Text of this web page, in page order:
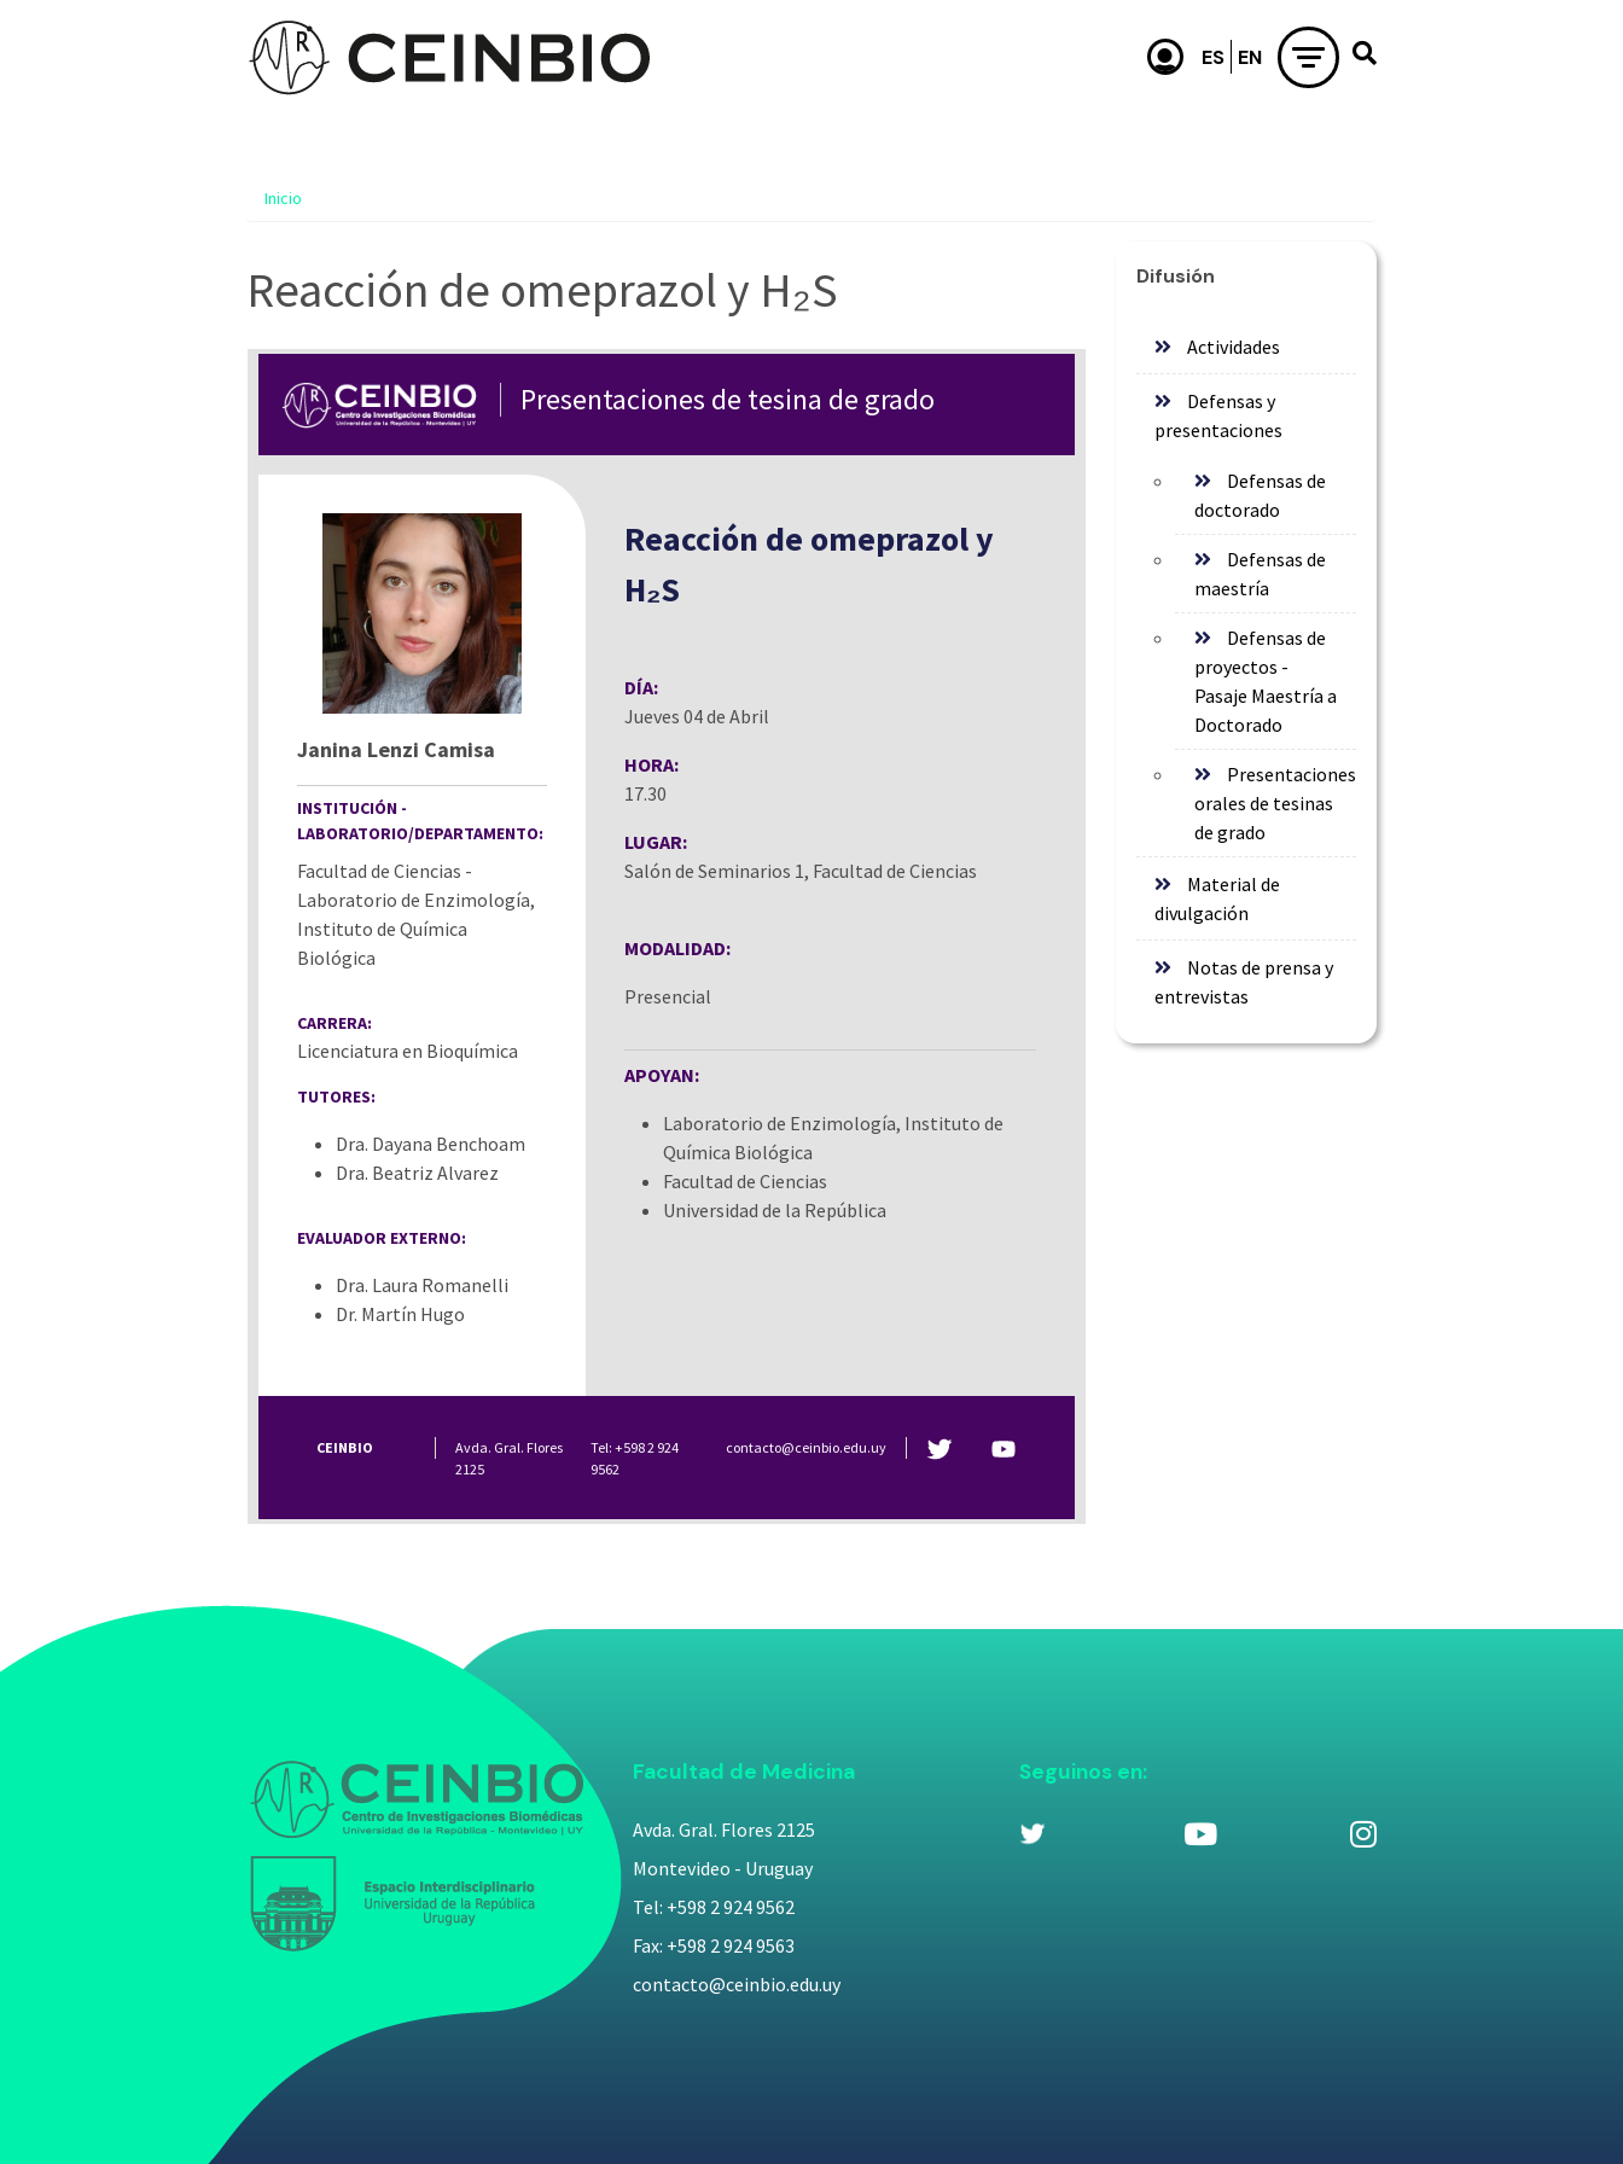
Inicio
Reacción de omeprazol y H₂S
Presentaciones de tesina de grado
Janina Lenzi Camisa
INSTITUCIÓN -
LABORATORIO/DEPARTAMENTO:
Facultad de Ciencias -
Laboratorio de Enzimología,
Instituto de Química
Biológica
CARRERA:
Licenciatura en Bioquímica
TUTORES:
Dra. Dayana Benchoam
Dra. Beatriz Alvarez
EVALUADOR EXTERNO:
Dra. Laura Romanelli
Dr. Martín Hugo
Reacción de omeprazol y
H₂S
DÍA:
Jueves 04 de Abril
HORA:
17.30
LUGAR:
Salón de Seminarios 1, Facultad de Ciencias
MODALIDAD:
Presencial
APOYAN:
Laboratorio de Enzimología, Instituto de
Química Biológica
Facultad de Ciencias
Universidad de la República
CEINBIO
Avda. Gral. Flores
2125
Tel: +598 2 924
9562
contacto@ceinbio.edu.uy
Difusión
Actividades
Defensas y
presentaciones
Defensas de
doctorado
Defensas de
maestría
Defensas de
proyectos -
Pasaje Maestría a
Doctorado
Presentaciones
orales de tesinas
de grado
Material de
divulgación
Notas de prensa y
entrevistas
Facultad de Medicina
Avda. Gral. Flores 2125
Montevideo - Uruguay
Tel: +598 2 924 9562
Fax: +598 2 924 9563
contacto@ceinbio.edu.uy
Seguinos en: